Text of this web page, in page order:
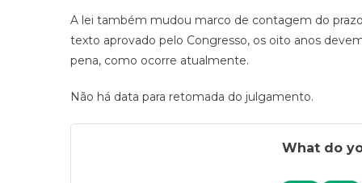
A lei também mudou marco de contagem do
texto aprovado pelo Congresso, os oito anos
pena, como ocorre atualmente.
Não há data para retomada do julgamento.
What do